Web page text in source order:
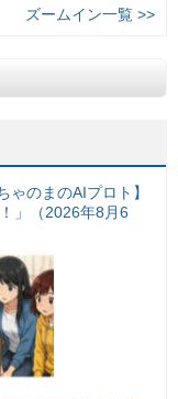
ズームイン一覧 >>
のまのAIプロト】
」（2026年8月6